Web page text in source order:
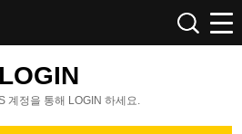
LOGIN
계정을 통해 LOGIN 하세요.